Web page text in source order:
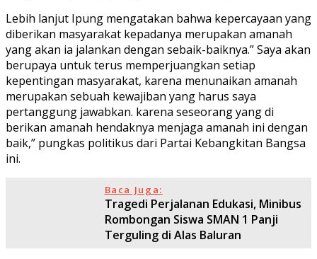
Lebih lanjut Ipung mengatakan bahwa kepercayaan yang
diberikan masyarakat kepadanya merupakan amanah
yang akan ia jalankan dengan sebaik-baiknya.” Saya akan
berupaya untuk terus memperjuangkan setiap
kepentingan masyarakat, karena menunaikan amanah
merupakan sebuah kewajiban yang harus saya
pertanggung jawabkan. karena seseorang yang di
berikan amanah hendaknya menjaga amanah ini dengan
baik,” pungkas politikus dari Partai Kebangkitan Bangsa
ini.
Baca Juga:
Tragedi Perjalanan Edukasi, Minibus
Rombongan Siswa SMAN 1 Panji
Terguling di Alas Baluran